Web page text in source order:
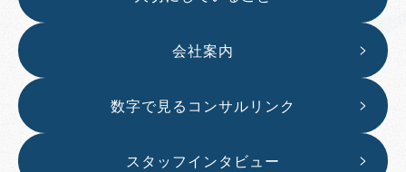
会社案内
数字で見るコンサルリンク
スタッフインタビュー